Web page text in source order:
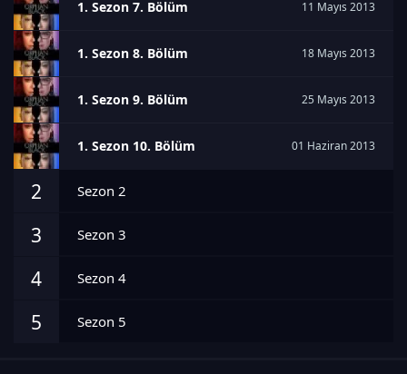
1. Sezon 7. Bölüm 11 Mayıs 2013
1. Sezon 8. Bölüm 18 Mayıs 2013
1. Sezon 9. Bölüm 25 Mayıs 2013
1. Sezon 10. Bölüm 01 Haziran 2013
2 Sezon 2
3 Sezon 3
4 Sezon 4
5 Sezon 5